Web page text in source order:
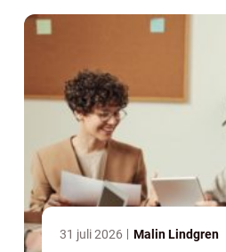
31 juli 2026 Malin Lindgren